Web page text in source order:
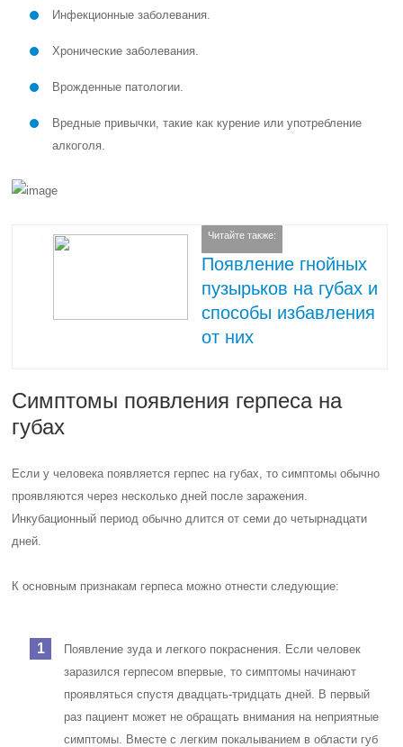
Инфекционные заболевания.
Хронические заболевания.
Врожденные патологии.
Вредные привычки, такие как курение или употребление
алкоголя.
Читайте также:
Появление гнойных
пузырьков на губах и
способы избавления
от них
Симптомы появления герпеса на
губах
Если у человека появляется герпес на губах, то симптомы обычно
проявляются через несколько дней после заражения.
Инкубационный период обычно длится от семи до четырнадцати
дней.
К основным признакам герпеса можно отнести следующие:
Появление зуда и легкого покраснения. Если человек
заразился герпесом впервые, то симптомы начинают
проявляться спустя двадцать-тридцать дней. В первый
раз пациент может не обращать внимания на неприятные
симптомы. Вместе с легким покалыванием в области губ